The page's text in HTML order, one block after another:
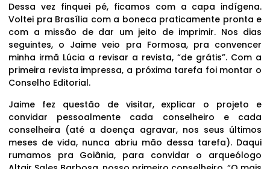
Dessa vez finquei pé, ficamos com a capa indígena.
Voltei pra Brasília com a boneca praticamente pronta e
com a missão de dar um jeito de imprimir. Nos dias
seguintes, o Jaime veio pra Formosa, pra convencer
minha irmã Lúcia a revisar a revista, “de grátis”. Com a
primeira revista impressa, a próxima tarefa foi montar o
Conselho Editorial.
Jaime fez questão de visitar, explicar o projeto e
convidar pessoalmente cada conselheiro e cada
conselheira (até a doença agravar, nos seus últimos
meses de vida, nunca abriu mão dessa tarefa). Daqui
rumamos pra Goiânia, para convidar o arqueólogo